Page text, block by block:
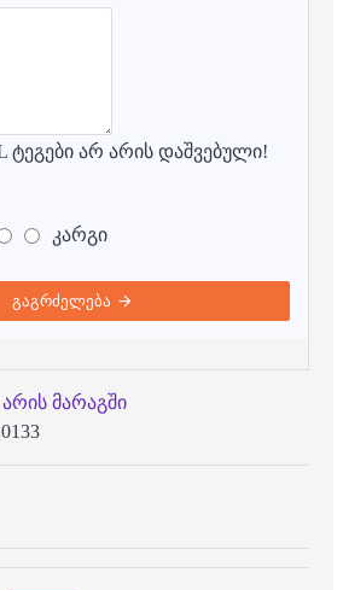
ტეგები არ არის დაშვებული!
კარგი
გაგრძელება
მარაგში